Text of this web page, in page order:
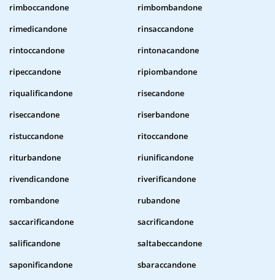
rimboccandone
rimbombandone
rimedicandone
rinsaccandone
rintoccandone
rintonacandone
ripeccandone
ripiombandone
riqualificandone
risecandone
riseccandone
riserbandone
ristuccandone
ritoccandone
riturbandone
riunificandone
rivendicandone
riverificandone
rombandone
rubandone
saccarificandone
sacrificandone
salificandone
saltabeccandone
saponificandone
sbaraccandone